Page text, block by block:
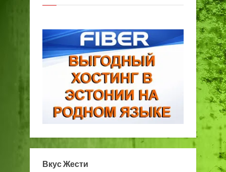
Вкус Жести